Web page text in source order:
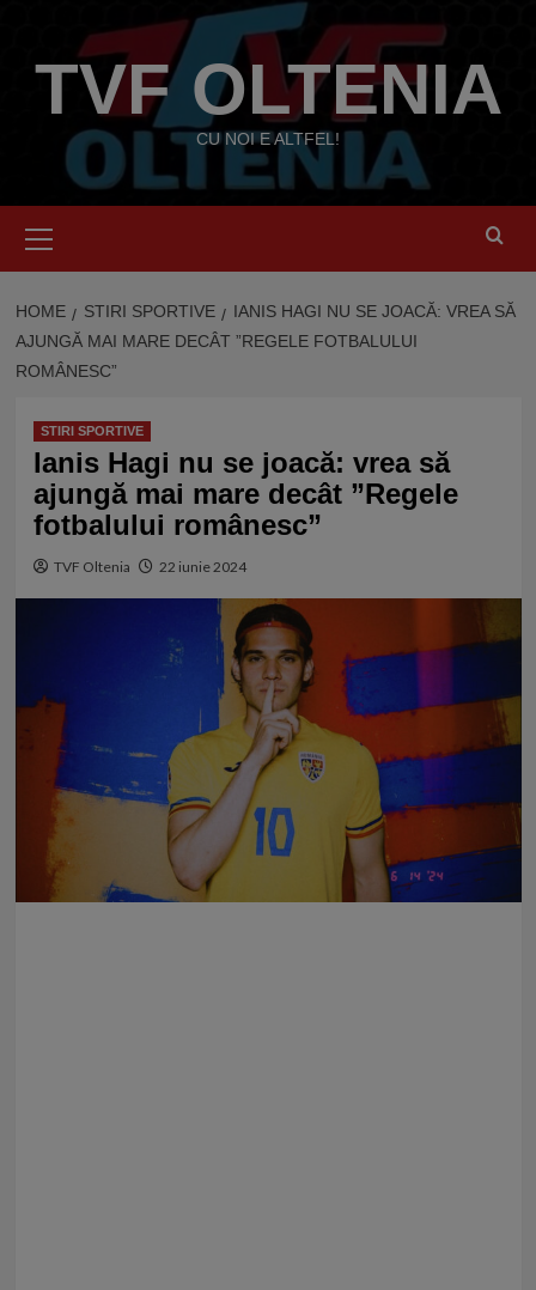
contentTVF OLTENIA
CU NOI E ALTFEL!
Menu
HOME STIRI SPORTIVE
IANIS HAGI NU SE JOACĂ: VREA SĂ
AJUNGĂ MAI MARE DECÂT ”REGELE FOTBALULUI
ROMÂNESC”
STIRI SPORTIVE
Ianis Hagi nu se joacă: vrea să
ajungă mai mare decât ”Regele
fotbalului românesc”
TVF Oltenia 22 iunie 2024